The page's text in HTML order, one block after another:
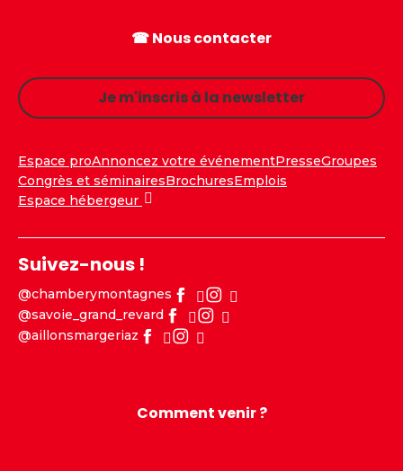
☎ Nous contacter
Je m'inscris à la newsletter
Espace proAnnoncez votre événementPresseGroupes
Congrès et séminairesBrochuresEmplois
Espace hébergeur
Suivez-nous !
@chamberymontagnes
@savoie_grand_revard
@aillonsmargeriaz
Comment venir ?